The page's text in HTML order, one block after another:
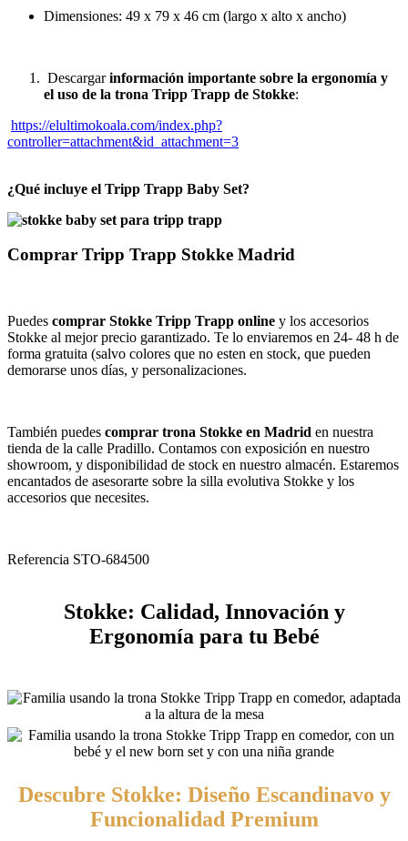
Dimensiones: 49 x 79 x 46 cm (largo x alto x ancho)
Descargarinformación importante sobre la ergonomía y
el uso de la trona Tripp Trapp de Stokke:
https://elultimokoala.com/index.php?
controller=attachment&id_attachment=3
¿Qué incluye el Tripp Trapp Baby Set?
Comprar Tripp Trapp Stokke Madrid
Puedes comprar Stokke Tripp Trapp online y los accesorios
Stokke al mejor precio garantizado. Te lo enviaremos en 24- 48 h de
forma gratuita (salvo colores que no esten en stock, que pueden
demorarse unos días, y personalizaciones.
También puedes comprar trona Stokke en Madrid en nuestra
tienda de la calle Pradillo. Contamos con exposición en nuestro
showroom, y disponibilidad de stock en nuestro almacén. Estaremos
encantados de asesorarte sobre la silla evolutiva Stokke y los
accesorios que necesites.
Referencia STO-684500
Stokke: Calidad, Innovación y
Ergonomía para tu Bebé
Descubre Stokke: Diseño Escandinavo y
Funcionalidad Premium